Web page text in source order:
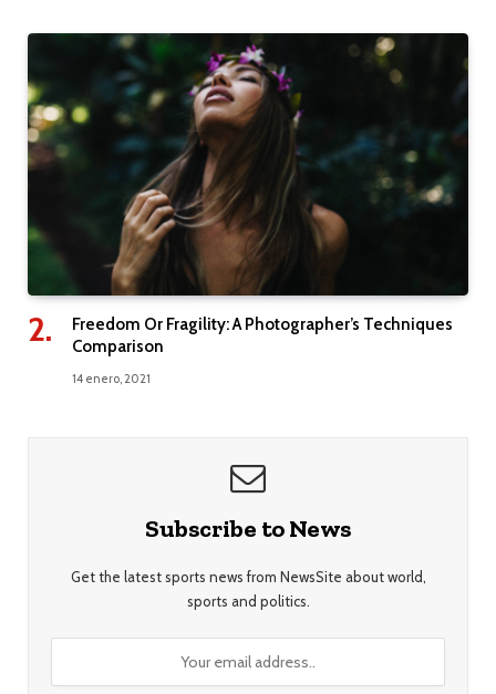
Freedom Or Fragility: A Photographer’s Techniques
Comparison
14 enero, 2021
Subscribe to News
Get the latest sports news from NewsSite about world,
sports and politics.